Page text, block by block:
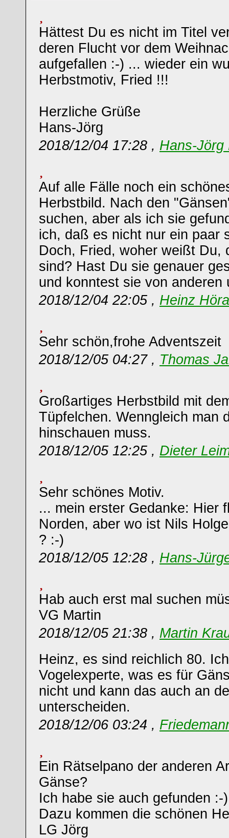
Hättest Du es nicht im Titel
deren Flucht vor dem
aufgefallen :-) ... wieder ein
Herbstmotiv, Fried !!!
Herzliche Grüße
Hans-Jörg
2018/12/04 17:28 , Hans-Jörg
Auf alle Fälle noch ein
Herbstbild. Nach den
suchen, aber als ich sie
ich, daß es nicht nur ein paar
Doch, Fried, woher weißt Du,
sind? Hast Du sie genauer
und konntest sie von anderen
2018/12/04 22:05 , Heinz Höra
Sehr schön,frohe Adventszeit
2018/12/05 04:27 , Thomas
Großartiges Herbstbild mit
Tüpfelchen. Wenngleich man
hinschauen muss.
2018/12/05 12:25 , Dieter
Sehr schönes Motiv.
... mein erster Gedanke: Hier
Norden, aber wo ist Nils
? :-)
2018/12/05 12:28 , Hans-
Hab auch erst mal suchen
VG Martin
2018/12/05 21:38 , Martin
Heinz, es sind reichlich 80.
Vogelexperte, was es für
nicht und kann das auch an
unterscheiden.
2018/12/06 03:24 ,
Ein Rätselpano der anderen
Gänse?
Ich habe sie auch gefunden :-)
Dazu kommen die schönen
LG Jörg